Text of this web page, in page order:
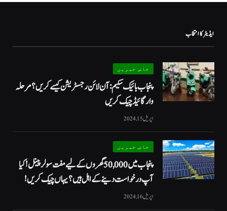
ایڈیٹر کا انتخاب
خاص خبریں
پنجاب بائیک سکیم: آن لائن رجسٹریشن کیسے کریں؟ مرحلہ
وار گائیڈ چیک کریں
اپریل 15, 2024
خاص خبریں
پنجاب میں 50,000 گھروں کے لیے مفت سولر پینل! کیا
آپ درخواست دینے کے اہل ہیں؟ یہاں چیک کریں!
اپریل 16, 2024